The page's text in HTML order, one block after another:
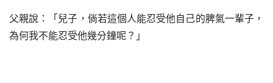
父親說：「兒子，倘若這個人能忍受他自己的脾氣一輩子，
為何我不能忍受他幾分鐘呢？」